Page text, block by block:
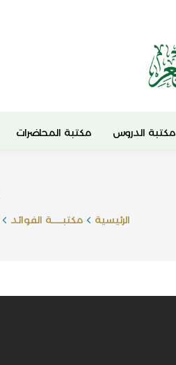
مكتبة الدروس مكتبة المحاضرات
الرئيسية مكتبـــــة الفوائد